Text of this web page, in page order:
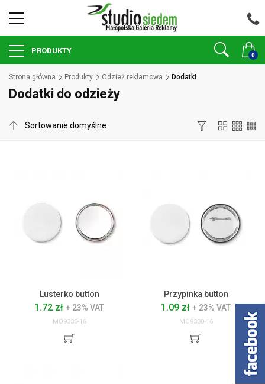
0
PRODUKTY
Strona główna Produkty Odzież reklamowa Dodatki
Dodatki do odzieży
Lusterko button
1.72 zł + 23% VAT
MO9335-16
Przypinka button
1.09 zł + 23% VAT
MO9330-16